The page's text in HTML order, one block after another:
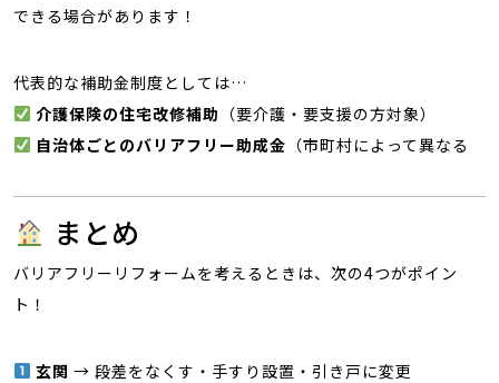
できる場合があります！
代表的な補助金制度としては…
介護保険の住宅改修補助 （要介護・要支援の方対象）
自治体ごとのバリアフリー助成金 （市町村によって異なる
まとめ
バリアフリーリフォームを考えるときは、次の4つがポイン
ト！
玄関 → 段差をなくす・手すり設置・引き戸に変更